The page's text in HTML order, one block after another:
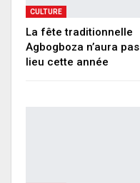
CULTURE
La fête traditionnelle
Agbogboza n’aura pas
lieu cette année